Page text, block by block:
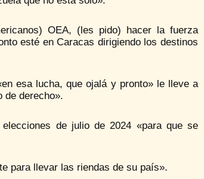
OEA, (les pido) hacer la fuerza
esté en Caracas dirigiendo los destinos
esa lucha, que ojalá y pronto» le lleve a
de derecho».
de julio de 2024 «para que se
para llevar las riendas de su país».